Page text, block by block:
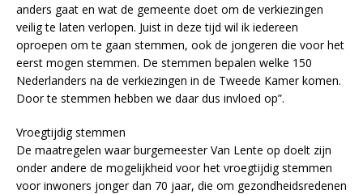
anders gaat en wat de gemeente doet om de verkiezingen
veilig te laten verlopen. Juist in deze tijd wil ik iedereen
oproepen om te gaan stemmen, ook de jongeren die voor het
eerst mogen stemmen. De stemmen bepalen welke 150
Nederlanders na de verkiezingen in de Tweede Kamer komen.
Door te stemmen hebben we daar dus invloed op”.
Vroegtijdig stemmen
De maatregelen waar burgemeester Van Lente op doelt zijn
onder andere de mogelijkheid voor het vroegtijdig stemmen
voor inwoners jonger dan 70 jaar, die om gezondheidsredenen